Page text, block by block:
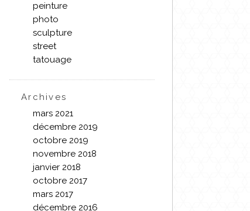
peinture
photo
sculpture
street
tatouage
Archives
mars 2021
décembre 2019
octobre 2019
novembre 2018
janvier 2018
octobre 2017
mars 2017
décembre 2016